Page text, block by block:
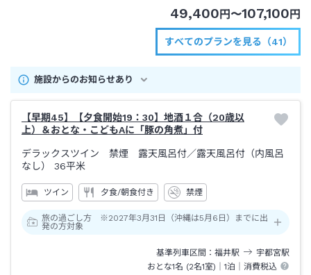
49,400円〜107,100円
すべてのプランを見る（41）
施設からのお知らせあり
【早期45】【夕食開始19：30】地酒１合（20歳以
上）＆おとな・こどもAに「豚の角煮」付
デラックスツイン 禁煙 露天風呂付／露天風呂付（内風呂
なし） 36平米
ツイン 夕食/朝食付き 禁煙
旅の過ごし方 ※2027年3月31日（沖縄は5月6日）までに出
発の方対象
基準列車区間 福井駅 宇都宮駅
おとな1名 (2名1室)｜1泊 ｜消費税込